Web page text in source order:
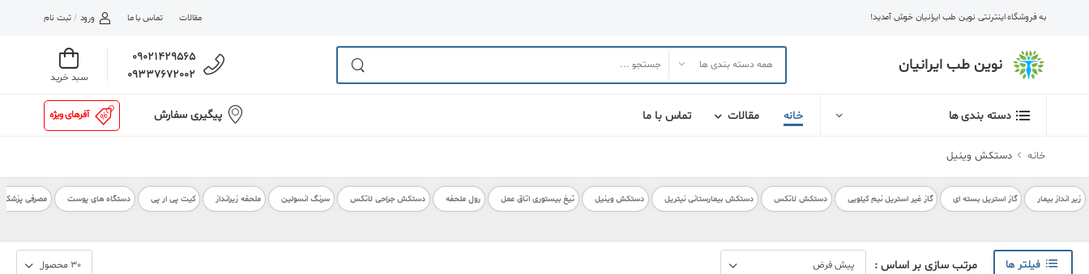
به فروشگاه اینترنتی نوین طب ایرانیان خوش آمدید! مقالات تماس با ما ورود / ثبت نام
نوین طب ایرانیان
09021429565
09337672002
سبد خرید
دسته بندی ها خانه مقالات تماس با ما پیگیری سفارش آفرهای ویژه
خانه دستکش وینیل
زیر انداز بیمار گاز استریل بسته ای گاز غیر استریل نیم کیلویی دستکش لاتکس دستکش بیمارستانی نیتریل دستکش وینیل تیغ بیستوری اتاق عمل رول ملحفه دستکش جراحی لاتکس سرنگ انسولین ملحفه زیرانداز کیت پی ار پی دستگاه های پوست مصرفی پزشکی
فیلتر ها مرتب سازی بر اساس :